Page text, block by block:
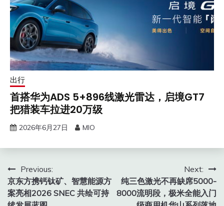
出行
首搭华为ADS 5+896线激光雷达，启境GT7
把猎装车拉进20万级
2026年6月27日 MIO
文
章
Previous:
京东方携钙钛矿、智慧能源方
案亮相2026 SNEC 共绘可持
Next:
纯三色激光不再缺席5000-
8000流明段，极米全能入门